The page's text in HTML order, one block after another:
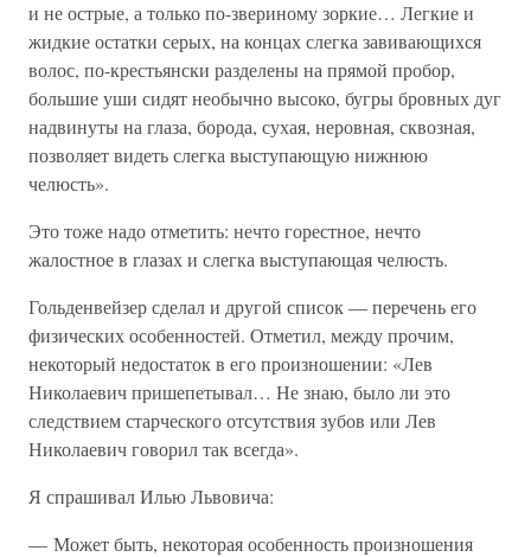
и не острые, а только по-звериному зоркие… Легкие и
жидкие остатки серых, на концах слегка завивающихся
волос, по-крестьянски разделены на прямой пробор,
большие уши сидят необычно высоко, бугры бровных дуг
надвинуты на глаза, борода, сухая, неровная, сквозная,
позволяет видеть слегка выступающую нижнюю
челюсть».
Это тоже надо отметить: нечто горестное, нечто
жалостное в глазах и слегка выступающая челюсть.
Гольденвейзер сделал и другой список — перечень его
физических особенностей. Отметил, между прочим,
некоторый недостаток в его произношении: «Лев
Николаевич пришепетывал… Не знаю, было ли это
следствием старческого отсутствия зубов или Лев
Николаевич говорил так всегда».
Я спрашивал Илью Львовича:
— Может быть, некоторая особенность произношения